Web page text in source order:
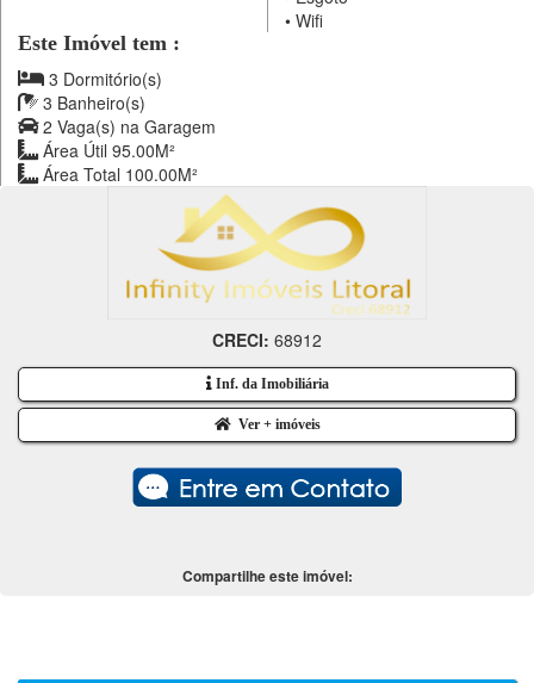
•Wifi
Este Imóvel tem :
3 Dormitório(s)
3 Banheiro(s)
2 Vaga(s) na Garagem
Área Útil 95.00M²
Área Total 100.00M²
CRECI: 68912
Inf. da Imobiliária
Ver + imóveis
Compartilhe este imóvel: